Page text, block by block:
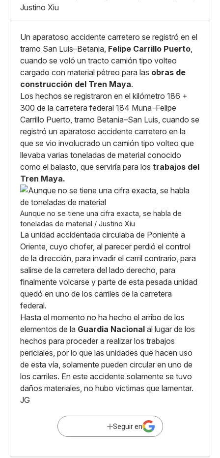
Justino Xiu
Un aparatoso accidente carretero se registró en el
tramo San Luis–Betania, Felipe Carrillo Puerto,
cuando se voló un tracto camión tipo volteo
cargado con material pétreo para las obras de
construcción del Tren Maya.
Los hechos se registraron en el kilómetro 186 +
300 de la carretera federal 184 Muna–Felipe
Carrillo Puerto, tramo Betania–San Luis, cuando se
registró un aparatoso accidente carretero en la
que se vio involucrado un camión tipo volteo que
llevaba varias toneladas de material conocido
como el balasto, que serviría para los trabajos del
Tren Maya.
Aunque no se tiene una cifra exacta, se habla de
toneladas de material / Justino Xiu
La unidad accidentada circulaba de Poniente a
Oriente, cuyo chofer, al parecer perdió el control
de la dirección, para invadir el carril contrario, para
salirse de la carretera del lado derecho, para
finalmente volcarse y parte de esta pesada unidad
quedó en uno de los carriles de la carretera
federal.
Hasta el momento no ha hecho el arribo de los
elementos de la Guardia Nacional al lugar de los
hechos para proceder a realizar los trabajos
periciales, por lo que las unidades que hacen uso
de esta vía, solamente pueden circular en uno de
los carriles. En este accidente solamente se tuvo
daños materiales, no hubo víctimas que lamentar.
JG
Seguir en